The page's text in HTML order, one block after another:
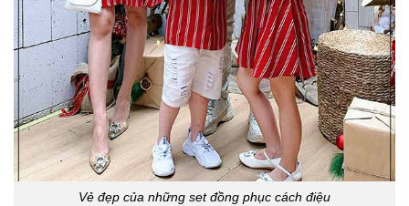
Vẻ đẹp của những set đồng phục cách điệu